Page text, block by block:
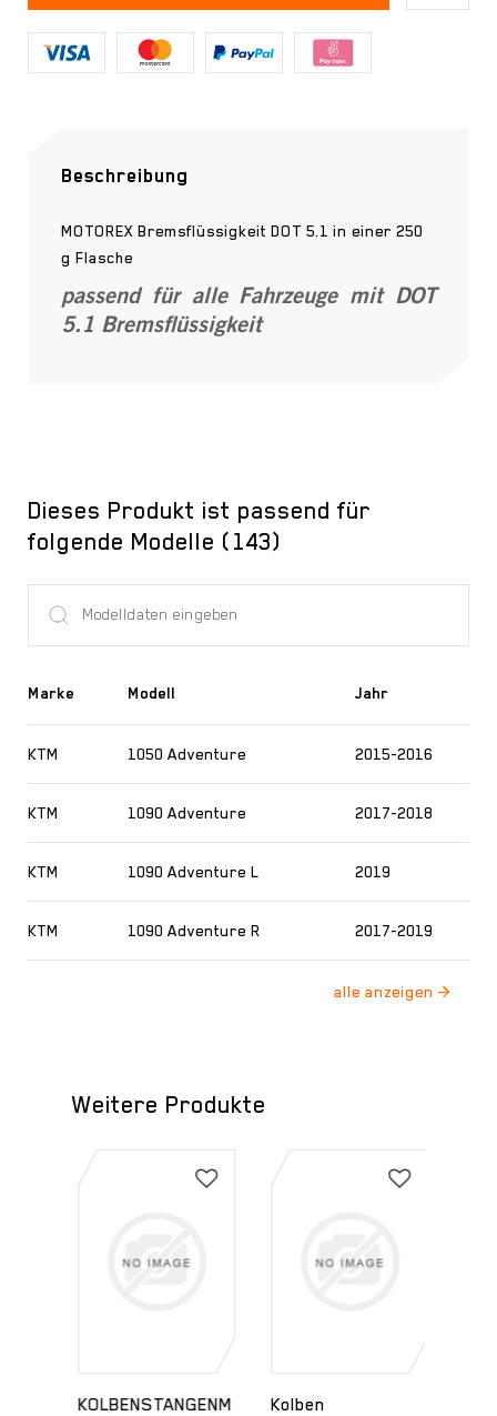
Beschreibung
MOTOREX Bremsflüssigkeit DOT 5.1 in einer 250
g Flasche
passend für alle Fahrzeuge mit DOT
5.1 Bremsflüssigkeit
Dieses Produkt ist passend für
folgende Modelle (143)
Marke Modell Jahr
KTM 1050 Adventure 2015-2016
KTM 1090 Adventure 2017-2018
KTM 1090 Adventure L 2019
KTM 1090 Adventure R 2017-2019
Weitere Produkte
KOLBENSTANGENM
Kolben